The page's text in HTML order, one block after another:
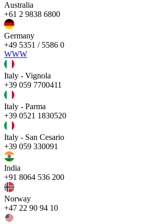
Australia
+61 2 9838 6800
Germany
+49 5351 / 5586 0
WWW
Italy - Vignola
+39 059 7700411
Italy - Parma
+39 0521 1830520
Italy - San Cesario
+39 059 330091
India
+91 8064 536 200
Norway
+47 22 90 94 10